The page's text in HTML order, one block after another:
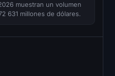
muestran un volumen
631 millones de dólares.